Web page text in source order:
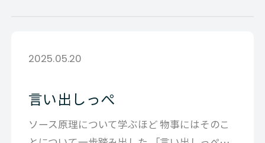
2025.05.20
言い出しっぺ
ソース原理について学ぶほど 物事にはそのこ